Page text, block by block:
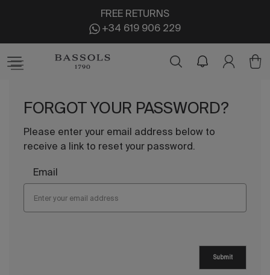
FREE RETURNS
+34 619 906 229
FORGOT YOUR PASSWORD?
Please enter your email address below to
receive a link to reset your password.
Email
Submit